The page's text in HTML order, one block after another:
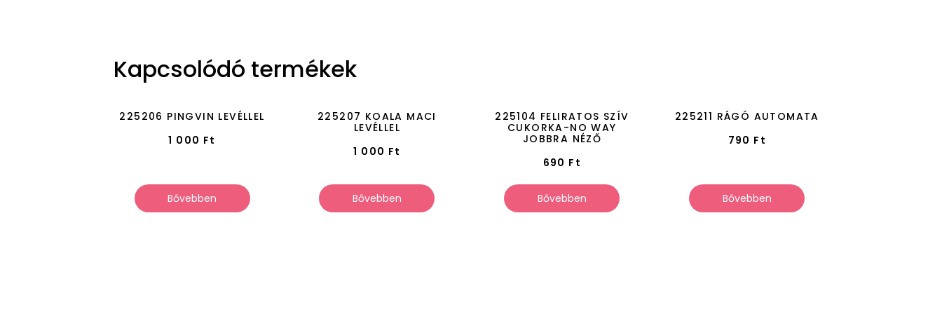
Kapcsolódó termékek
225206 PINGVIN LEVÉLLEL
1 000 Ft
Bővebben
225207 KOALA MACI
LEVÉLLEL
1 000 Ft
Bővebben
225104 FELIRATOS SZÍV
CUKORKA-NO WAY
JOBBRA NÉZŐ
690 Ft
Bővebben
225211 RÁGÓ AUTOMATA
790 Ft
Bővebben